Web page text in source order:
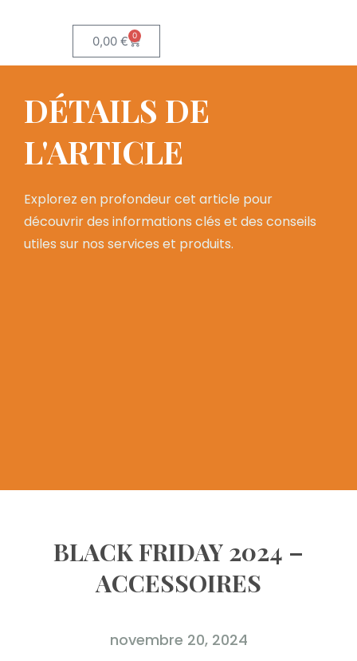
0,00€ 0
DÉTAILS DE
L'ARTICLE
Explorez en profondeur cet article pour
découvrir des informations clés et des conseils
utiles sur nos services et produits.
BLACK FRIDAY 2024 –
ACCESSOIRES
novembre 20, 2024